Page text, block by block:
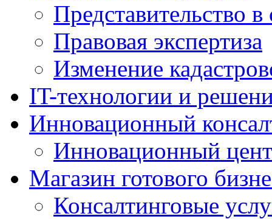
Представительство в
Правовая экспертиза
Изменение
IT-технологии и
Инновационный
Инновационный
Магазин готового
Консалтинговые